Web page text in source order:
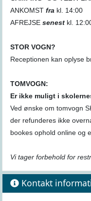
ANKOMST fra kl. 14:00
AFREJSE senest kl.
STOR VOGN?
Receptionen kan oplyse
TOMVOGN:
Er ikke muligt i
Ved ønske om tomvogn
der refunderes ikke
bookes ophold online og
Vi tager forbehold for
Kontakt